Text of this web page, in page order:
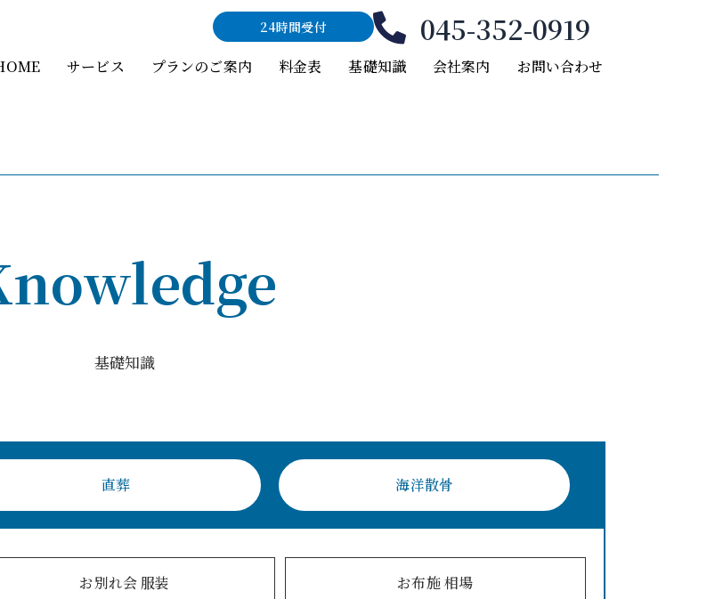
24時間受付 045-352-0919
サービス プランのご案内 料金表 基礎知識 会社案内 お問い合わせ
基礎知識
直葬 海洋散骨
お別れ会 服装 お布施 相場